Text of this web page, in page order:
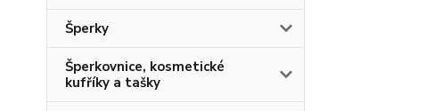
Šperky
Šperkovnice, kosmetické
kufříky a tašky